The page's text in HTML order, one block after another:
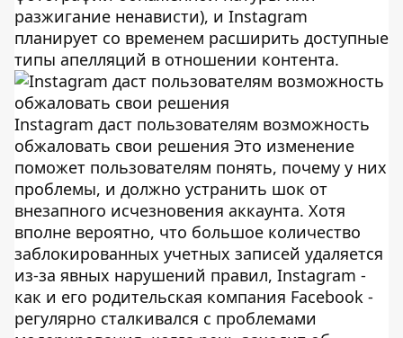
разжигание ненависти), и Instagram
планирует со временем расширить доступные
типы апелляций в отношении контента.
Instagram даст пользователям возможность
обжаловать свои решения Это изменение
поможет пользователям понять, почему у них
проблемы, и должно устранить шок от
внезапного исчезновения аккаунта. Хотя
вполне вероятно, что большое количество
заблокированных учетных записей удаляется
из-за явных нарушений правил, Instagram -
как и его родительская компания Facebook -
регулярно сталкивался с проблемами